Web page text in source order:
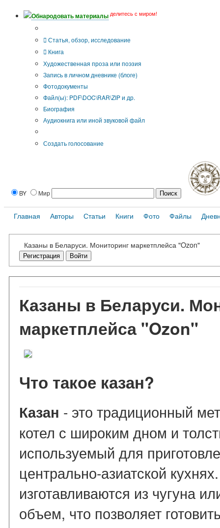
Обнародовать материалы делитесь с миром!
Статья, обзор, исследование
Книга
Художественная проза или поэзия
Запись в личном дневнике (блоге)
Фотодокументы
Файл(ы): PDF\DOC\RAR\ZIP и др.
Биография
Аудиокнига или иной звуковой файл
Создать голосование
BY Мир
Главная Авторы Статьи Книги Фото Файлы
Казаны в Беларуси. Мониторинг маркетплейса "Ozon"
Регистрация Войти
Казаны в Беларуси.
маркетплейса "Ozon"
Что такое казан?
Казан - это традиционный
котел с широким дном и
используемый для
центрально-азиатской
изготавливаются из чугуна
объем, что позволяет